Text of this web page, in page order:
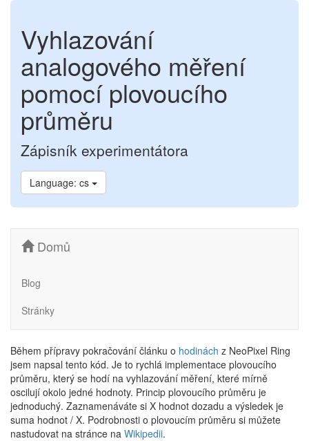
Vyhlazování
analogového měření
pomocí plovoucího
průměru
Zápisník experimentátora
Language: cs
Domů
Blog
Stránky
Během přípravy pokračování článku o hodinách z NeoPixel Ring
jsem napsal tento kód. Je to rychlá implementace plovoucího
průměru, který se hodí na vyhlazování měření, které mírně
oscilují okolo jedné hodnoty. Princip plovoucího průměru je
jednoduchý. Zaznamenáváte si X hodnot dozadu a výsledek je
suma hodnot / X. Podrobnosti o plovoucím průměru si můžete
nastudovat na stránce na Wikipedii.